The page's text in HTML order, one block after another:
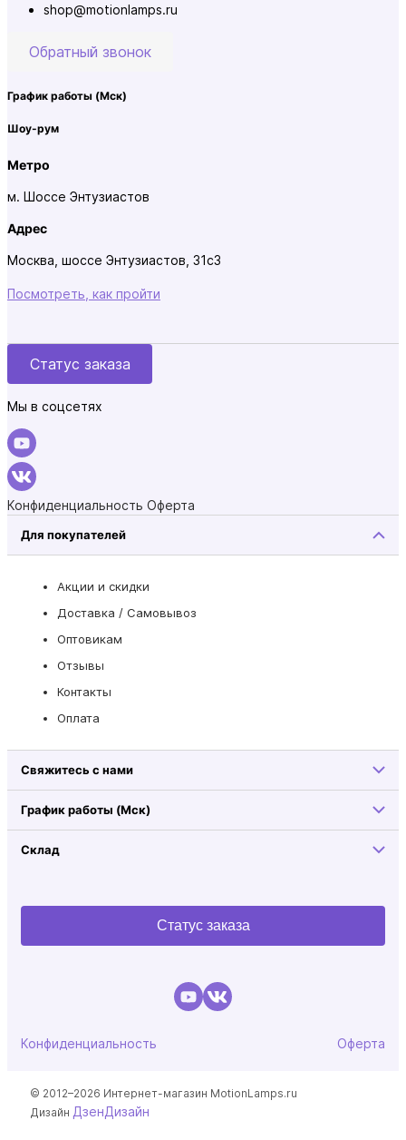
shop@motionlamps.ru
Обратный звонок
График работы (Мск)
Шоу-рум
Метро
м. Шоссе Энтузиастов
Адрес
Москва, шоссе Энтузиастов, 31с3
Посмотреть, как пройти
Статус заказа
Мы в соцсетях
Конфиденциальность Оферта
Для покупателей
Акции и скидки
Доставка / Самовывоз
Оптовикам
Отзывы
Контакты
Оплата
Свяжитесь с нами
График работы (Мск)
Склад
Статус заказа
Конфиденциальность Оферта
© 2012–2026 Интернет-магазин MotionLamps.ru
Дизайн ДзенДизайн